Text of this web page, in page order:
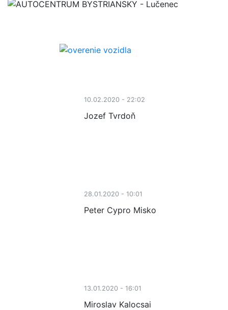
10.02.2020 - 22:02
Jozef Tvrdoň
28.01.2020 - 10:01
Peter Cypro Misko
13.01.2020 - 16:01
Miroslav Kalocsai